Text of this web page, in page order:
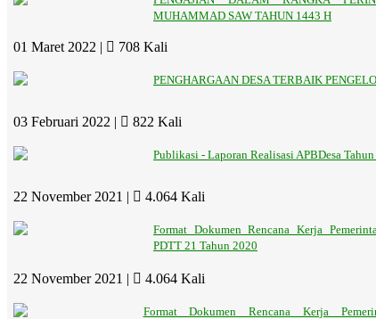
MUHAMMAD SAW TAHUN 1443 H
01 Maret 2022 | 708 Kali
PENGHARGAAN DESA TERBAIK
03 Februari 2022 | 822 Kali
Publikasi - Laporan Realisasi APBDesa
22 November 2021 | 4.064 Kali
Format Dokumen Rencana Kerja
PDTT 21 Tahun 2020
22 November 2021 | 4.064 Kali
Format Dokumen Rencana Kerja